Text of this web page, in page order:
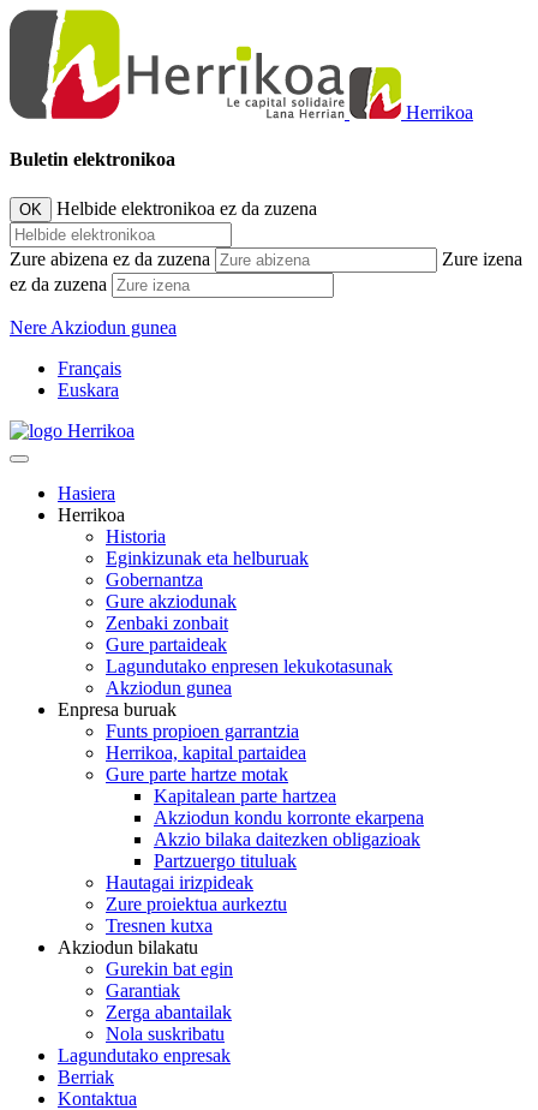
Herrikoa
Buletin elektronikoa
OK Helbide elektronikoa ez da zuzena
Zure abizena ez da zuzena
Zure izena
ez da zuzena
Nere Akziodun gunea
Français
Euskara
Hasiera
Herrikoa
Historia
Eginkizunak eta helburuak
Gobernantza
Gure akziodunak
Zenbaki zonbait
Gure partaideak
Lagundutako enpresen lekukotasunak
Akziodun gunea
Enpresa buruak
Funts propioen garrantzia
Herrikoa, kapital partaidea
Gure parte hartze motak
Kapitalean parte hartzea
Akziodun kondu korronte ekarpena
Akzio bilaka daitezken obligazioak
Partzuergo tituluak
Hautagai irizpideak
Zure proiektua aurkeztu
Tresnen kutxa
Akziodun bilakatu
Gurekin bat egin
Garantiak
Zerga abantailak
Nola suskribatu
Lagundutako enpresak
Berriak
Kontaktua